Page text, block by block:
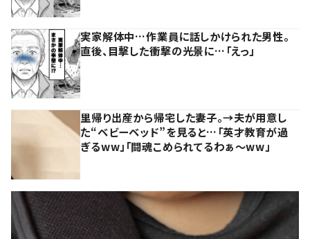
実家解体中…作業員に話しかけられた男性。
直後、目撃した衝撃の光景に…「えっ」
里帰り出産から帰宅した妻子。→夫が用意し
た“ベビーベッド”を見ると…「英才教育が過
ぎるww」「闘魂こめられてるわぁ～ww」